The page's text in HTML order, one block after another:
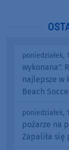
poniedziałek,
wykonana".
najlepsze w
Beach
poniedziałek,
pożarze na
Zapaliła się